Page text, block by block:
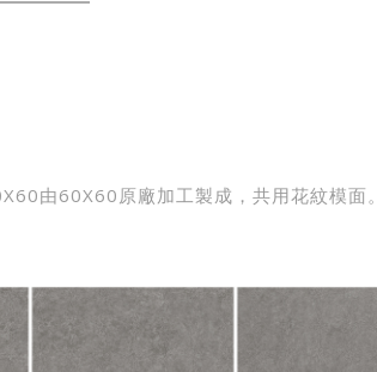
由60X60原廠加工製成，共用花紋模面。